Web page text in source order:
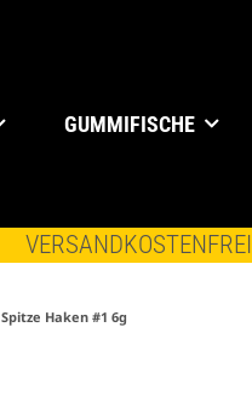
GUMMIFISCHE
Spitze Haken #1 6g